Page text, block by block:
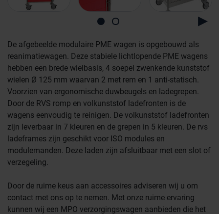
De afgebeelde modulaire PME wagen is opgebouwd als
reanimatiewagen. Deze stabiele lichtlopende PME wagens
hebben een brede wielbasis, 4 soepel zwenkende kunststof
wielen Ø 125 mm waarvan 2 met rem en 1 anti-statisch.
Voorzien van ergonomische duwbeugels en ladegrepen.
Door de RVS romp en volkunststof ladefronten is de
wagens eenvoudig te reinigen. De volkunststof ladefronten
zijn leverbaar in 7 kleuren en de grepen in 5 kleuren. De rvs
ladeframes zijn geschikt voor ISO modules en
modulemanden. Deze laden zijn afsluitbaar met een slot of
verzegeling.
Door de ruime keus aan accessoires adviseren wij u om
contact met ons op te nemen. Met onze ruime ervaring
kunnen wij een MPO verzorgingswagen aanbieden die het
Afvalinzamelaars
Farmaceutische industrie